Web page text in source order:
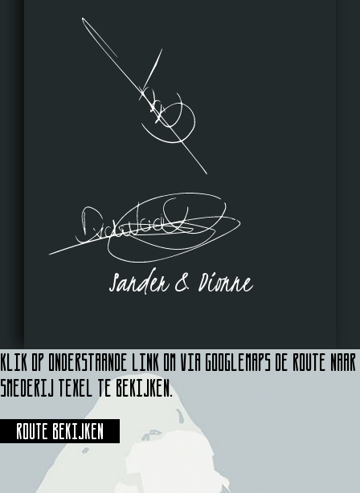
Sander & Dionne
Klik op onderstaande link om via Googlemaps de route naar
Smederij Texel te bekijken.
Route bekijken